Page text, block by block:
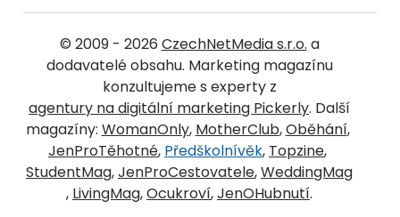
© 2009 - 2026 CzechNetMedia s.r.o. a
dodavatelé obsahu. Marketing magazínu
konzultujeme s experty z
agentury na digitální marketing Pickerly. Další
magazíny: WomanOnly, MotherClub,Oběhání,
JenProTěhotné, Předškolnívěk, Topzine,
StudentMag,JenProCestovatele,WeddingMag
, LivingMag,Ocukroví,JenOHubnutí.